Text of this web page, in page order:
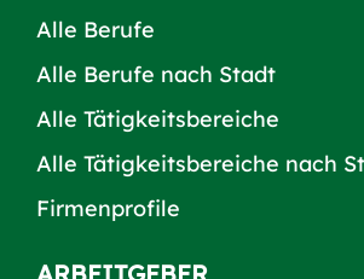
Alle Berufe
Alle Berufe nach Stadt
Alle Tätigkeitsbereiche
Alle Tätigkeitsbereiche nach
Firmenprofile